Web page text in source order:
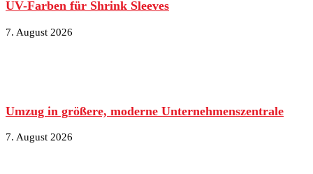
UV-Farben für Shrink Sleeves
7. August 2026
Umzug in größere, moderne Unternehmenszentrale
7. August 2026